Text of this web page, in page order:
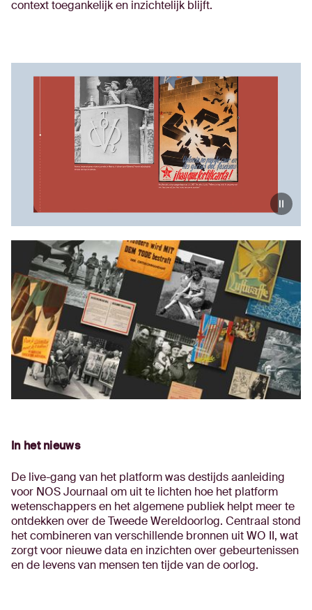
context toegankelijk en inzichtelijk blijft.
In het nieuws
De live-gang van het platform was destijds aanleiding
voor NOS Journaal om uit te lichten hoe het platform
wetenschappers en het algemene publiek helpt meer te
ontdekken over de Tweede Wereldoorlog. Centraal stond
het combineren van verschillende bronnen uit WO II, wat
zorgt voor nieuwe data en inzichten over gebeurtenissen
en de levens van mensen ten tijde van de oorlog.